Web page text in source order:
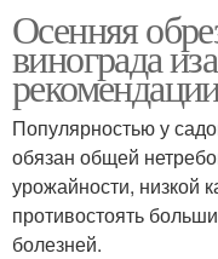
Осенняя
винограда
Популярностью у
обязан общей
урожайности, низкой
противостоять
болезней.